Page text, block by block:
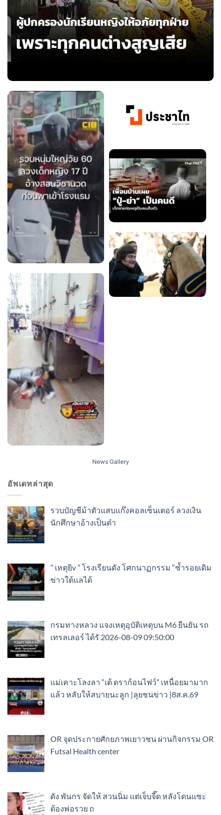
News Gallery
อัพเดทล่าสุด
รวบบัญชีม้าตัวแสบแก๊งคอลเซ็นเตอร์ ลวงเงิน
นักศึกษาอ้างเป็นตำ
” เหตุยิv ” โรงเรียนดัง โศกนาฏกรรม “ซ้ำรอยเดิม
ข่าวใต้แลได้
กรมทางหลวง แจงเหตุอุบัติเหตุบน M6 ยืนยัน รถ
เทรลเลอร์ ได้รั 2026-08-09 09:50:00
แม่เคาะโลงลา “เต้ ดราก้อนไฟว์” เหนื่อยมามาก
แล้ว หลับให้สบายนะลูก |ลุยชนข่าว |8ส.ค.69
OR จุดประกายศักยภาพเยาวชน ผ่านกิจกรรม OR
Futsal Health center
ดัง พันกร จัดให้ สวนนิ่ม แต่เจ็บจี๊ด หลังโดนแซะ
ต้องพ่อรวย ถ